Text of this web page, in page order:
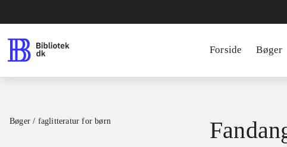
Forside Bøger
Bøger / faglitteratur for børn